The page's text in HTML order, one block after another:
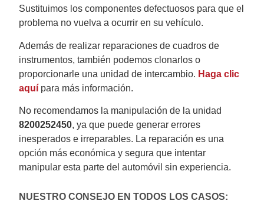
Sustituimos los componentes defectuosos para que el
problema no vuelva a ocurrir en su vehículo.
Además de realizar reparaciones de cuadros de
instrumentos, también podemos clonarlos o
proporcionarle una unidad de intercambio. Haga clic
aquí para más información.
No recomendamos la manipulación de la unidad
8200252450, ya que puede generar errores
inesperados e irreparables. La reparación es una
opción más económica y segura que intentar
manipular esta parte del automóvil sin experiencia.
NUESTRO CONSEJO EN TODOS LOS CASOS: